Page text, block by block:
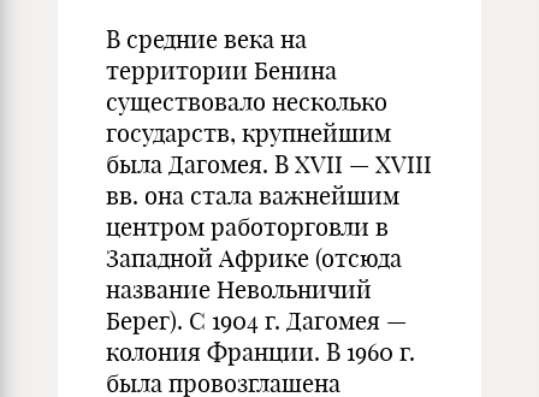
В средние века на
территории Бенина
существовало несколько
государств, крупнейшим
была Дагомея. В XVII — XVIII
вв. она стала важнейшим
центром работорговли в
Западной Африке (отсюда
название Невольничий
Берег). С 1904 г. Дагомея —
колония Франции. В 1960 г.
была провозглашена